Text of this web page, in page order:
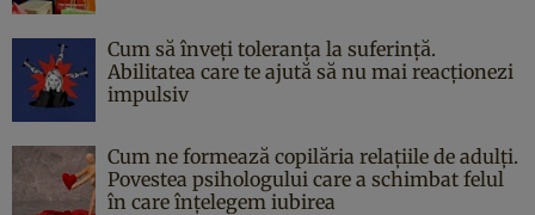
Cum să înveți toleranța la suferință.
Abilitatea care te ajută să nu mai reacționezi
impulsiv
Cum ne formează copilăria relațiile de adulți.
Povestea psihologului care a schimbat felul
în care înțelegem iubirea